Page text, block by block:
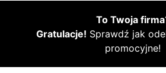
To Twoja firma
Gratulacje! Sprawdź jak
promocyjne!